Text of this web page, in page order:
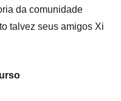
da comunidade
talvez seus amigos Xi